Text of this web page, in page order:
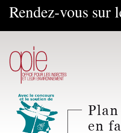
Rendez-vous sur